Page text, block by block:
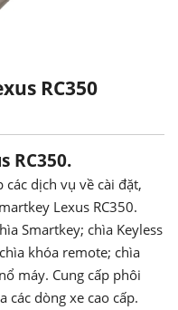
RC350
RC350.
các dịch vụ về cài đặt,
Lexus RC350.
Smartkey; chìa Keyless
khóa remote; chìa
máy. Cung cấp phôi
các dòng xe cao cấp.